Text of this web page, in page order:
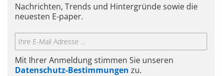
Nachrichten, Trends und Hintergründe sowie die
neuesten E-paper.
Mit Ihrer Anmeldung stimmen Sie unseren
Datenschutz-Bestimmungen zu.